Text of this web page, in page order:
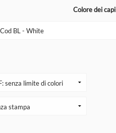
Colore dei capi
Cod BL - White